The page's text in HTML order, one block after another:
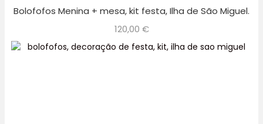
Bolofofos Menina + mesa, kit festa, Ilha de São Miguel.
120,00 €